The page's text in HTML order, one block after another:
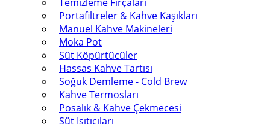
Portafiltreler & Kahve Kaşıkları
Manuel Kahve Makineleri
Moka Pot
Süt Köpürtücüler
Hassas Kahve Tartısı
Soğuk Demleme - Cold Brew
Kahve Termosları
Posalık & Kahve Çekmecesi
Süt Isıtıcıları